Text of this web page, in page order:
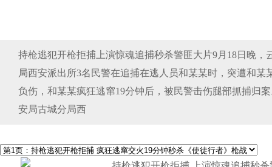
持枪逃犯开枪拒捕上演惊魂追捕秒杀警匪大片9月18日晚，
局西安派出所3名民警在追捕在逃人员和某某时，突遭和某
负伤，和某某疯狂逃窜19分钟后，被民警击伤腿部抓捕归
安局古城分局西